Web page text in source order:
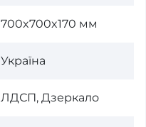
700x700x170 мм
Україна
ЛДСП, Дзеркало